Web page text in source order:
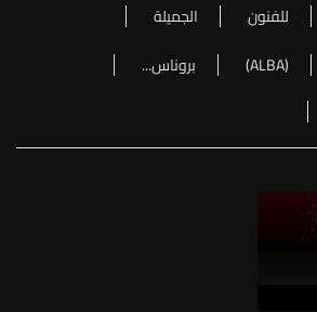
للفنون
الجميلة
(ALBA)
بروناس...